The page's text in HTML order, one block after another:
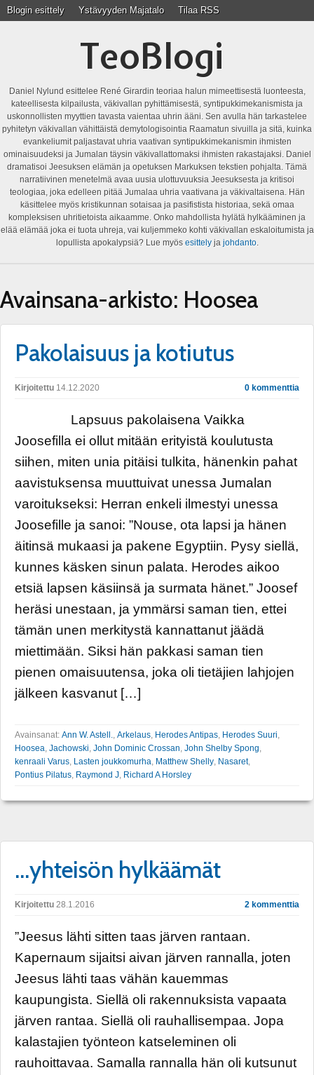
Blogin esittely Ystävyyden Majatalo Tilaa RSS
TeoBlogi
Daniel Nylund esittelee René Girardin teoriaa halun mimeettisestä luonteesta,
kateellisesta kilpailusta, väkivallan pyhittämisestä, syntipukkimekanismista ja
uskonnollisten myyttien tavasta vaientaa uhrin ääni. Sen avulla hän tarkastelee
pyhitetyn väkivallan vähittäistä demytologisointia Raamatun sivuilla ja sitä, kuinka
evankeliumit paljastavat uhria vaativan syntipukkimekanismin ihmisten
ominaisuudeksi ja Jumalan täysin väkivallattomaksi ihmisten rakastajaksi. Daniel
dramatisoi Jeesuksen elämän ja opetuksen Markuksen tekstien pohjalta. Tämä
narratiivinen menetelmä avaa uusia ulottuvuuksia Jeesuksesta ja kritisoi
teologiaa, joka edelleen pitää Jumalaa uhria vaativana ja väkivaltaisena. Hän
käsittelee myös kristikunnan sotaisaa ja pasifistista historiaa, sekä omaa
kompleksisen uhritietoista aikaamme. Onko mahdollista hylätä hylkääminen ja
elää elämää joka ei tuota uhreja, vai kuljemmeko kohti väkivallan eskaloitumista ja
lopullista apokalypsiä? Lue myös esittelyja johdanto.
Avainsana-arkisto: Hoosea
Pakolaisuus ja kotiutus
Kirjoitettu 14.12.2020 0 kommenttia
Lapsuus pakolaisena Vaikka
Joosefilla ei ollut mitään erityistä koulutusta
siihen, miten unia pitäisi tulkita, hänenkin pahat
aavistuksensa muuttuivat unessa Jumalan
varoitukseksi: Herran enkeli ilmestyi unessa
Joosefille ja sanoi: ”Nouse, ota lapsi ja hänen
äitinsä mukaasi ja pakene Egyptiin. Pysy siellä,
kunnes käsken sinun palata. Herodes aikoo
etsiä lapsen käsiinsä ja surmata hänet.” Joosef
heräsi unestaan, ja ymmärsi saman tien, ettei
tämän unen merkitystä kannattanut jäädä
miettimään. Siksi hän pakkasi saman tien
pienen omaisuutensa, joka oli tietäjien lahjojen
jälkeen kasvanut […]
Avainsanat: Ann W. Astell. Arkelaus Herodes Antipas Herodes Suuri
Hoosea Jachowski John Dominic Crossan John Shelby Spong
kenraali Varus Lasten joukkomurha Matthew Shelly Nasaret,
Pontius Pilatus Raymond J Richard A Horsley
…yhteisön hylkäämät
Kirjoitettu 28.1.2016 2 kommenttia
”Jeesus lähti sitten taas järven rantaan.
Kapernaum sijaitsi aivan järven rannalla, joten
Jeesus lähti taas vähän kauemmas
kaupungista. Siellä oli rakennuksista vapaata
järven rantaa. Siellä oli rauhallisempaa. Jopa
kalastajien työnteon katseleminen oli
rauhoittavaa. Samalla rannalla hän oli kutsunut